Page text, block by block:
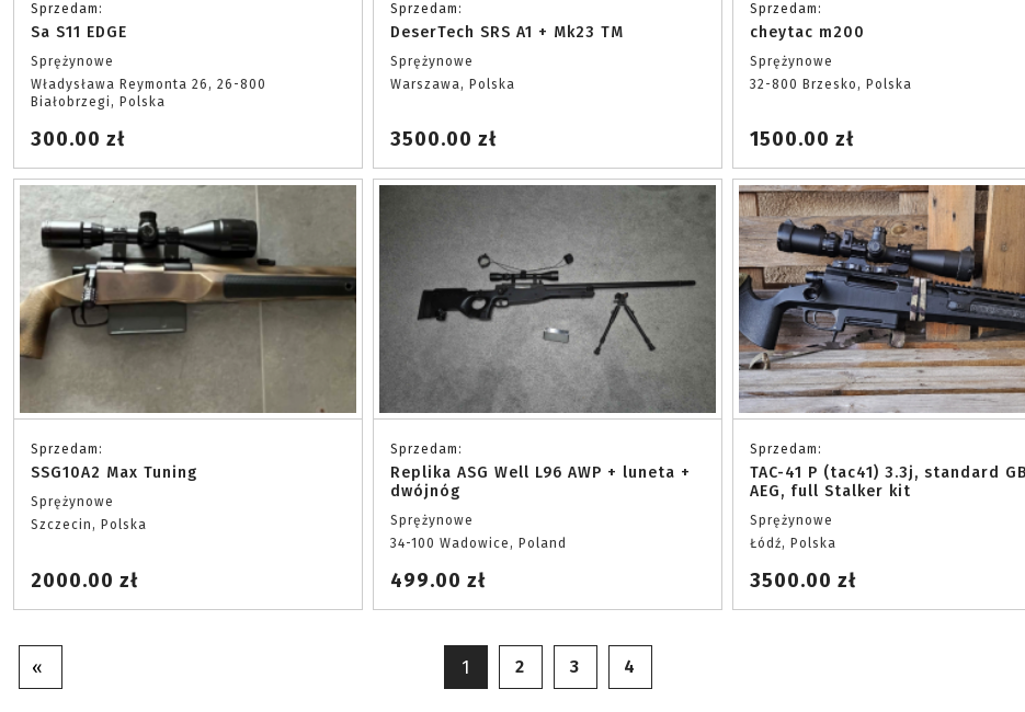
Sprzedam:
Sa S11 EDGE
Sprężynowe
Władysława Reymonta 26, 26-800
Białobrzegi, Polska
300.00 zł
Sprzedam:
DeserTech SRS A1 + Mk23 TM
Sprężynowe
Warszawa, Polska
3500.00 zł
Sprzedam:
cheytac m200
Sprężynowe
32-800 Brzesko, Polska
1500.00 zł
Sprzedam:
SSG10A2 Max Tuning
Sprężynowe
Szczecin, Polska
2000.00 zł
Sprzedam:
Replika ASG Well L96 AWP + luneta +
dwójnóg
Sprężynowe
34-100 Wadowice, Poland
499.00 zł
Sprzedam:
TAC-41 P (tac41) 3.3j, standard
AEG, full Stalker kit
Sprężynowe
Łódź, Polska
3500.00 zł
« 1 2 3 4